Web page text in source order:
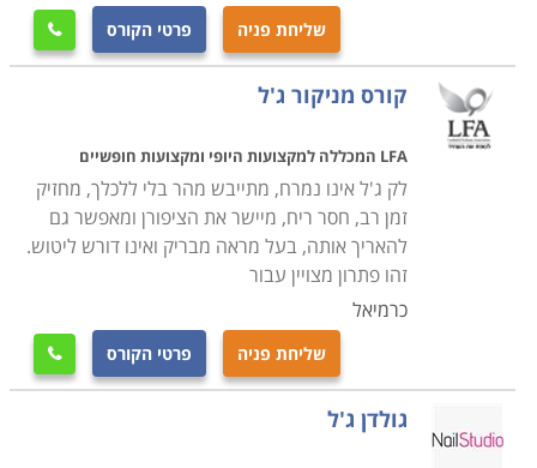
ישנם מסלולי לימוד בהם ניתנת ההסמכה על ידי המכללה
עצמה, אך מומלץ יותר לגשת למסלולים המוכרים על ידי
משרד הכלכלה, וזמינים במקומות ובבתי ספר רבים.
היתרונות לכך הם משמעותיים. קודם כל מבחינת הסיווג
וההכרה המקצועית, שנית מבחינת אחריות וביטוח, וחשוב
מכך, קורס שמפוקח על ידי משרד הכלכלה גם מאפשר
פעמים רבות ללמוד את המקצוע על חשבון הפיקדון הצבאי.
בקורס פדיקור מניקור נלמדים תכנים שונים כמו למשל
הפיזיולוגיה של הציפורניים בכפות הרגליים ובכפות הידיים,
שיטות טיפול שונות, זיהוני בעיות בציפורניים, פטריות העור
שליחת פניה פרטי הקורס 
קורס מניקור ג'ל
LFA המכללה למקצועות היופי ומקצועות חופשיים
לק ג'ל אינו נמרח, מתייבש מהר בלי ללכלך, מחזיק
זמן רב, חסר ריח, מיישר את הציפורן ומאפשר גם
להאריך אותה, בעל מראה מבריק ואינו דורש ליטוש.
זהו פתרון מצויין עבור
כרמיאל
שליחת פניה פרטי הקורס 
גולדן ג'ל